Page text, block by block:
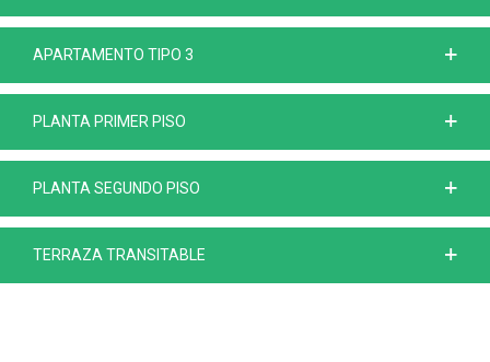
APARTAMENTO TIPO 3
PLANTA PRIMER PISO
PLANTA SEGUNDO PISO
TERRAZA TRANSITABLE